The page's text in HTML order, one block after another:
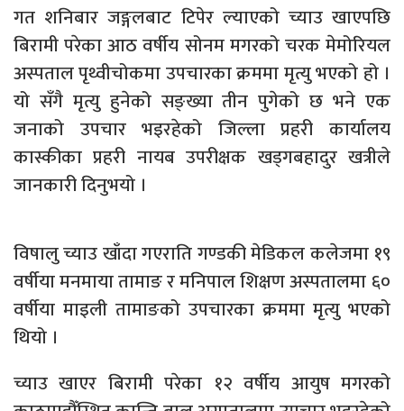
गत शनिबार जङ्गलबाट टिपेर ल्याएको च्याउ खाएपछि
बिरामी परेका आठ वर्षीय सोनम मगरको चरक मेमोरियल
अस्पताल पृथ्वीचोकमा उपचारका क्रममा मृत्यु भएको हो ।
यो सँगै मृत्यु हुनेको सङ्ख्या तीन पुगेको छ भने एक
जनाको उपचार भइरहेको जिल्ला प्रहरी कार्यालय
कास्कीका प्रहरी नायब उपरीक्षक खड्गबहादुर खत्रीले
जानकारी दिनुभयो ।
विषालु च्याउ खाँदा गएराति गण्डकी मेडिकल कलेजमा १९
वर्षीया मनमाया तामाङ र मनिपाल शिक्षण अस्पतालमा ६०
वर्षीया माइली तामाङको उपचारका क्रममा मृत्यु भएको
थियो ।
च्याउ खाएर बिरामी परेका १२ वर्षीय आयुष मगरको